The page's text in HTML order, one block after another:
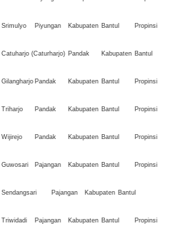
Srimulyo Piyungan Kabupaten Bantul
Propinsi
Catuharjo (Caturharjo) Pandak Kabupaten Bantul
Gilangharjo Pandak Kabupaten Bantul
Propinsi
Triharjo Pandak Kabupaten Bantul
Propinsi
Wijirejo Pandak Kabupaten Bantul
Propinsi
Guwosari Pajangan Kabupaten Bantul
Propinsi
Sendangsari Pajangan Kabupaten Bantul
Triwidadi Pajangan Kabupaten Bantul
Propinsi